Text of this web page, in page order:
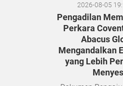
2026-08-05
Pengadilan
Perkara
Abacus
Mengandalkan
yang Lebih